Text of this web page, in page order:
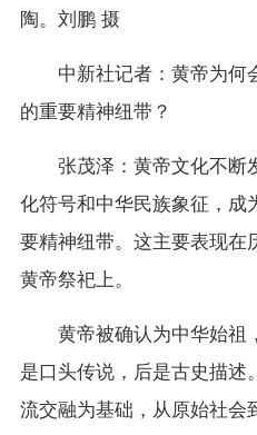
陶。刘鹏 摄
中新社记者：黄帝为何
的重要精神纽带？
张茂泽：黄帝文化不断
化符号和中华民族象征，成
要精神纽带。这主要表现在
黄帝祭祀上。
黄帝被确认为中华始祖
是口头传说，后是古史描述
流交融为基础，从原始社会